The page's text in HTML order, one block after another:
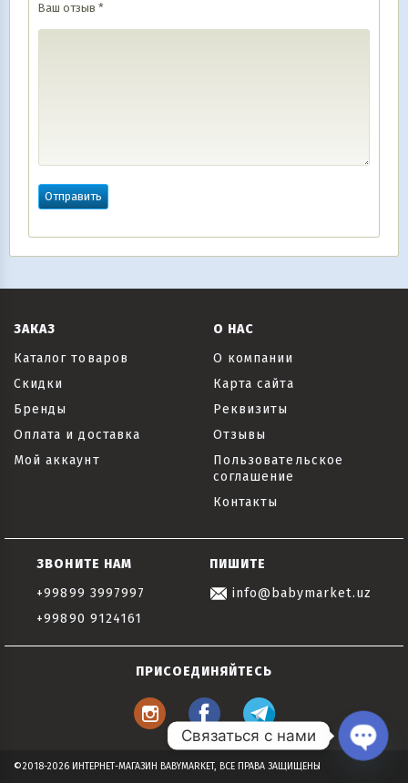
Ваш отзыв *
ЗАКАЗ
Каталог товаров
Скидки
Бренды
Оплата и доставка
Мой аккаунт
О НАС
О компании
Карта сайта
Реквизиты
Отзывы
Пользовательское
соглашение
Контакты
ЗВОНИТЕ НАМ
+99899 3997997
+99890 9124161
ПИШИТЕ
info@babymarket.uz
ПРИСОЕДИНЯЙТЕСЬ
©2018-2026 ИНТЕРНЕТ-МАГАЗИН BABYMARKET, ВСЕ ПРАВА ЗАЩИЩЕНЫ
Связаться с нами